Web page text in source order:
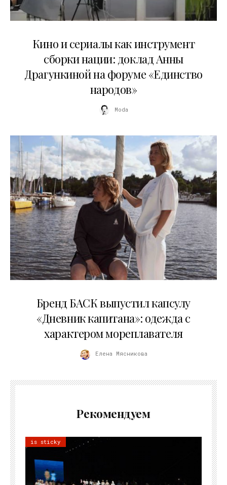
Кино и сериалы как инструмент
сборки нации: доклад Анны
Драгункиной на форуме «Единство
народов»
Moda
Бренд БАСК выпустил капсулу
«Дневник капитана»: одежда с
характером мореплавателя
Елена Мясникова
Рекомендуем
is sticky